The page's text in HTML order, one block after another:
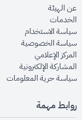
عن الهيئةnew window
الخدماتnew window
سياسة الاستخدام
سياسة الخصوصية
المركز الإعلاميwindow
المشاركة الإلكترونية
سياسة حرية المعلومات
روابط مهمة